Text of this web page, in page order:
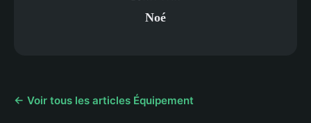
Noé
← Voir tous les articles Équipement